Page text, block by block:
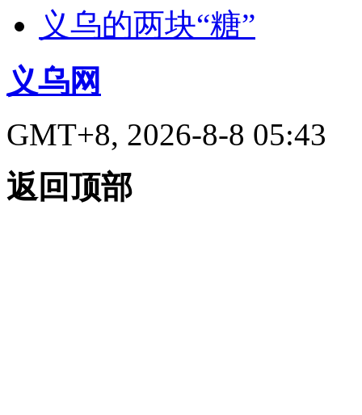
义乌的两块“糖”
义乌网
GMT+8, 2026-8-8 05:43
返回顶部